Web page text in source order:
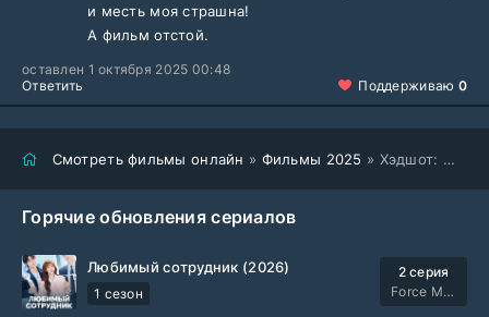
и месть моя страшна!
А фильм отстой.
оставлен 1 октября 2025 00:48
Ответить
Поддерживаю 0
Смотреть фильмы онлайн » Фильмы 2025 » Хэдшот: Жестокие игры (2025)
Горячие обновления сериалов
Любимый сотрудник (2026)
1 сезон
2 серия
Force Media